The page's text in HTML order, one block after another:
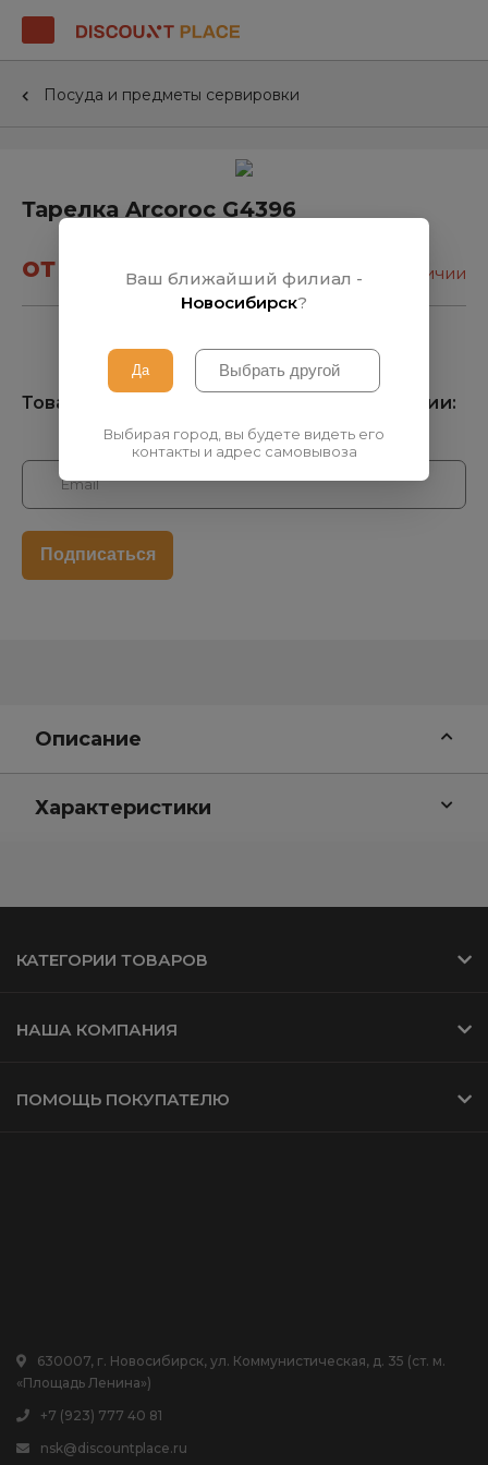
Посуда и предметы сервировки
Тарелка Arcoroc G4396
от 77₽ нет в наличии
Товара нет на складе, узнать о поступлении:
Описание
Характеристики
Ваш ближайший филиал -
Новосибирск?
Выбирая город, вы будете видеть его
контакты и адрес самовывоза
КАТЕГОРИИ ТОВАРОВ
НАША КОМПАНИЯ
ПОМОЩЬ ПОКУПАТЕЛЮ
630007, г. Новосибирск, ул. Коммунистическая, д. 35 (ст. м.
«Площадь Ленина»)
+7 (923) 777 40 81
nsk@discountplace.ru